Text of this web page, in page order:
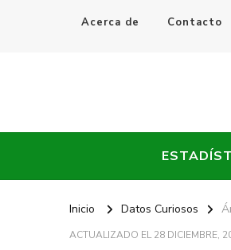
Acerca de Contacto
Every Fútbol
Inicio Datos Curiosos
ACTUALIZADO EL28 DICIEMBRE,